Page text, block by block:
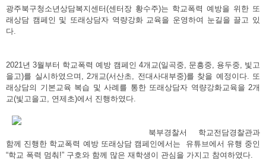
광주북구청소년상담복지센터(센터장 황수주)는 학교폭력 예방을 위한 또
래상담 캠페인 및 또래상담자 역량강화 교육을 운영하여 눈길을 끌고 있
다.
2021년 3월부터 학교폭력 예방 캠페인 4개교(일곡중, 문흥중, 용두중, 빛고
을고)를 실시하였으며, 2개교(서산초, 전대사대부중)를 찾을 예정이다. 또
래상담의 기본교육 복습 및 사례를 통한 또래상담자 역량강화교육을 2개
교(빛고을고, 연제초)에서 진행하였다.
북부경찰서 학교전담경찰관과
함께 진행한 학교폭력 예방 또래상담 캠페인에서는 유튜브에서 유행 중인
“학교 폭력 멈춰!” 구호와 함께 많은 재학생이 관심을 가지고 참여하였다.